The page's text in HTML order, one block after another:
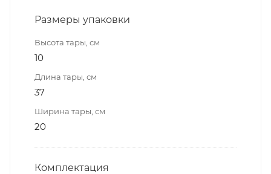
Размеры упаковки
Высота тары, см
10
Длина тары, см
37
Ширина тары, см
20
Комплектация